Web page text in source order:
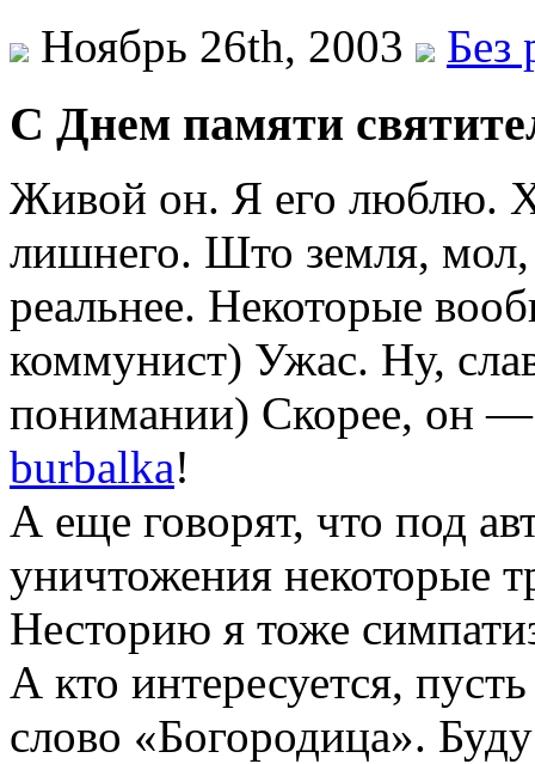
Ноябрь 26th, 2003
Без
С Днем памяти
Живой он. Я его люблю.
лишнего. Што земля,
реальнее. Некоторые
коммунист) Ужас. Ну,
понимании) Скорее, он —
burbalka!
А еще говорят, что под
уничтожения некоторые
Несторию я тоже
А кто интересуется,
слово «Богородица».